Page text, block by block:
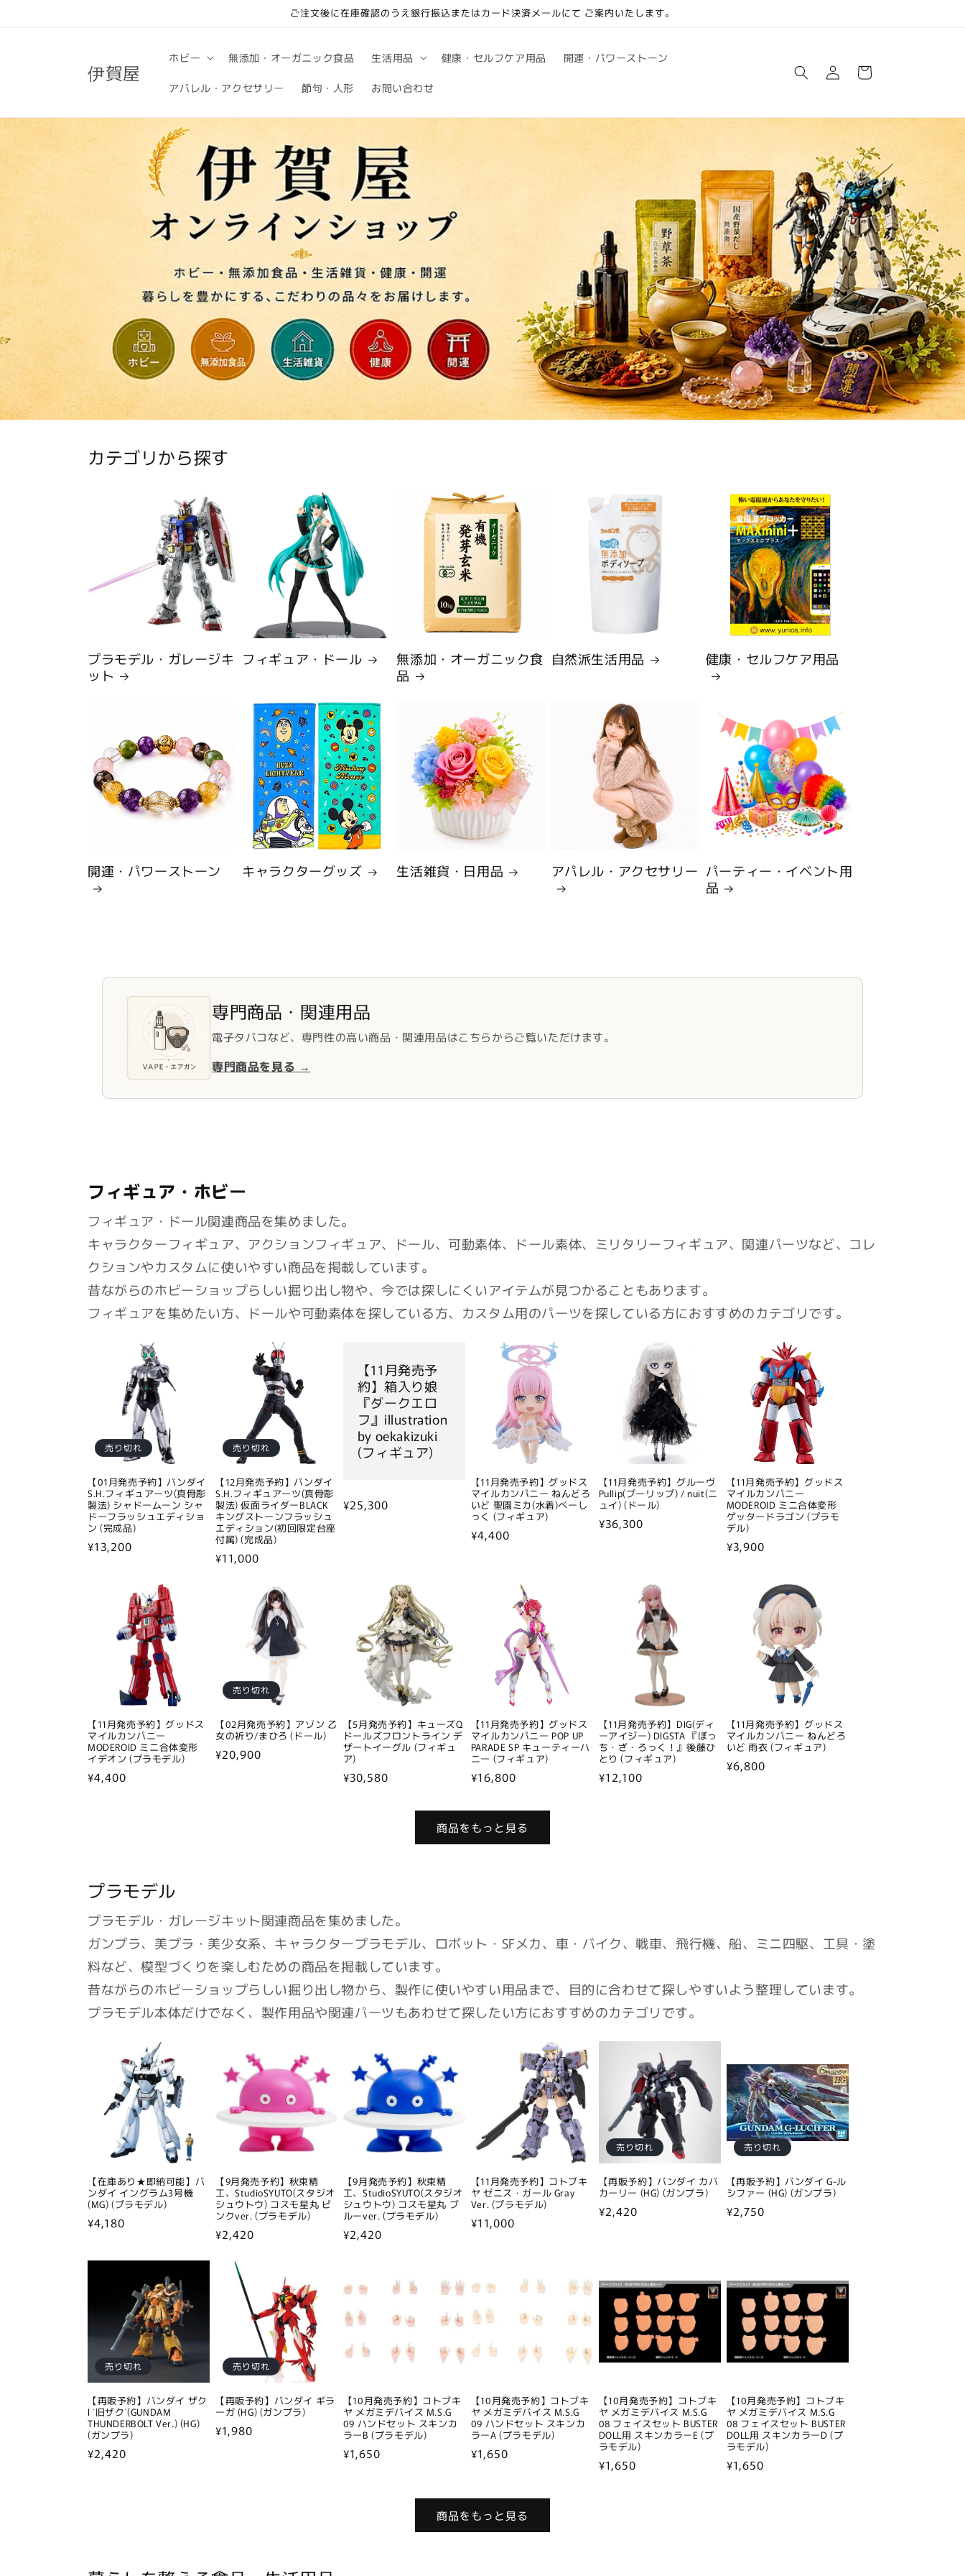
ご注文後に在庫確認のうえ銀行振込またはカード決済メールにて ご案内いたします。
伊賀屋
ホビー 無添加・オーガニック食品 生活用品 健康・セルフケア用品 開運・パワーストーン
アパレル・アクセサリー 節句・人形 お問い合わせ
グ
イ
ー
カテゴリから探す
プラモデル・ガレージキ
ット
フィギュア・ドール
無添加・オーガニック食
品
自然派生活用品 健康・セルフケア用品
開運・パワーストーン キャラクターグッズ 生活雑貨・日用品 アパレル・アクセサリー パーティー・イベント用
品
専門商品・関連用品
電子タバコなど、専門性の高い商品・関連用品はこちらからご覧いただけます。
専門商品を見る →
フィギュア・ホビー
フィギュア・ドール関連商品を集めました。
キャラクターフィギュア、アクションフィギュア、ドール、可動素体、ドール素体、ミリタリーフィギュア、関連パーツなど、コレ
クションやカスタムに使いやすい商品を掲載しています。
昔ながらのホビーショップらしい掘り出し物や、今では探しにくいアイテムが見つかることもあります。
フィギュアを集めたい方、ドールや可動素体を探している方、カスタム用のパーツを探している方におすすめのカテゴリです。
売り切れ
【01月発売予約】バンダイ
S.H.フィギュアーツ(真骨彫
製法) シャドームーン シャ
ドーフラッシュエディショ
ン (完成品)
通
¥13,200
売り切れ
【12月発売予約】バンダイ
S.H.フィギュアーツ(真骨彫
製法) 仮面ライダーBLACK
キングストーンフラッシュ
エディション(初回限定台座
付属) (完成品)
通
¥11,000
【11月発売予
約】箱入り娘
『ダークエロ
フ』illustration
by oekakizuki
(フィギュア)
通
¥25,300
【11月発売予約】グッドス
マイルカンパニー ねんどろ
いど 聖園ミカ(水着)べーし
っく (フィギュア)
通
¥4,400
【11月発売予約】グルーヴ
Pullip(プーリップ) / nuit(ニ
ュイ) (ドール)
通
¥36,300
【11月発売予約】グッドス
マイルカンパニー
MODEROID ミニ合体変形
ゲッタードラゴン (プラモ
デル)
通
¥3,900
【11月発売予約】グッドス
マイルカンパニー
MODEROID ミニ合体変形
イデオン (プラモデル)
通
¥4,400
売り切れ
【02月発売予約】アゾン 乙
女の祈り/まひろ (ドール)
通
¥20,900
【5月発売予約】キューズQ
ドールズフロントライン デ
ザートイーグル (フィギュ
ア)
通
¥30,580
【11月発売予約】グッドス
マイルカンパニー POP UP
PARADE SP キューティーハ
ニー (フィギュア)
通
価
格
¥16,800
【11月発売予約】DIG(ディ
ーアイジー) DIGSTA 『ぼっ
ち・ざ・ろっく！』後藤ひ
とり (フィギュア)
通
¥12,100
【11月発売予約】グッドス
マイルカンパニー ねんどろ
いど 雨衣 (フィギュア)
通
¥6,800
商品をもっと見る
プラモデル
プラモデル・ガレージキット関連商品を集めました。
ガンプラ、美プラ・美少女系、キャラクタープラモデル、ロボット・SFメカ、車・バイク、戦車、飛行機、船、ミニ四駆、工具・塗
料など、模型づくりを楽しむための商品を掲載しています。
昔ながらのホビーショップらしい掘り出し物から、製作に使いやすい用品まで、目的に合わせて探しやすいよう整理しています。
プラモデル本体だけでなく、製作用品や関連パーツもあわせて探したい方におすすめのカテゴリです。
【在庫あり★即納可能】バ
ンダイ イングラム3号機
(MG) (プラモデル)
通
価
¥4,180
【9月発売予約】秋東精
工、StudioSYUTO(スタジオ
シュウトウ) コスモ星丸 ピ
ンクver. (プラモデル)
通
¥2,420
【9月発売予約】秋東精
工、StudioSYUTO(スタジオ
シュウトウ) コスモ星丸 ブ
ルーver. (プラモデル)
通
格
¥2,420
【11月発売予約】コトブキ
ヤ ゼニス・ガール Gray
Ver. (プラモデル)
通
¥11,000
売り切れ
【再販予約】バンダイ カバ
カーリー (HG) (ガンプラ)
通
¥2,420
売り切れ
【再販予約】バンダイ G-ル
シファー (HG) (ガンプラ)
通
¥2,750
売り切れ
【再販予約】バンダイ ザク
I `旧ザク`(GUNDAM
THUNDERBOLT Ver.) (HG)
(ガンプラ)
通
¥2,420
売り切れ
【再販予約】バンダイ ギラ
ーガ (HG) (ガンプラ)
通
¥1,980
【10月発売予約】コトブキ
ヤ メガミデバイス M.S.G
09 ハンドセット スキンカ
ラーB (プラモデル)
通
¥1,650
【10月発売予約】コトブキ
ヤ メガミデバイス M.S.G
09 ハンドセット スキンカ
ラーA (プラモデル)
通
¥1,650
【10月発売予約】コトブキ
ヤ メガミデバイス M.S.G
08 フェイスセット BUSTER
DOLL用 スキンカラーE (プ
ラモデル)
通
¥1,650
【10月発売予約】コトブキ
ヤ メガミデバイス M.S.G
08 フェイスセット BUSTER
DOLL用 スキンカラーD (プ
ラモデル)
通
¥1,650
商品をもっと見る